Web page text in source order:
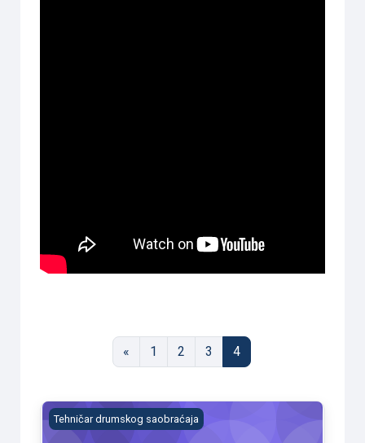
« Previous page
1 Page 1
2 Page 2
3 Page 3
4Page 4
Saobraćajni sistemi I-6
Tehničar drumskog saobraćaja